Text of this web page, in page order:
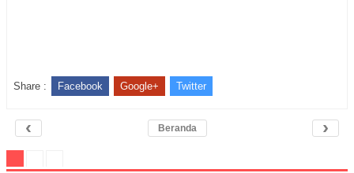
Share : Facebook Google+ Twitter
‹ ›
Beranda